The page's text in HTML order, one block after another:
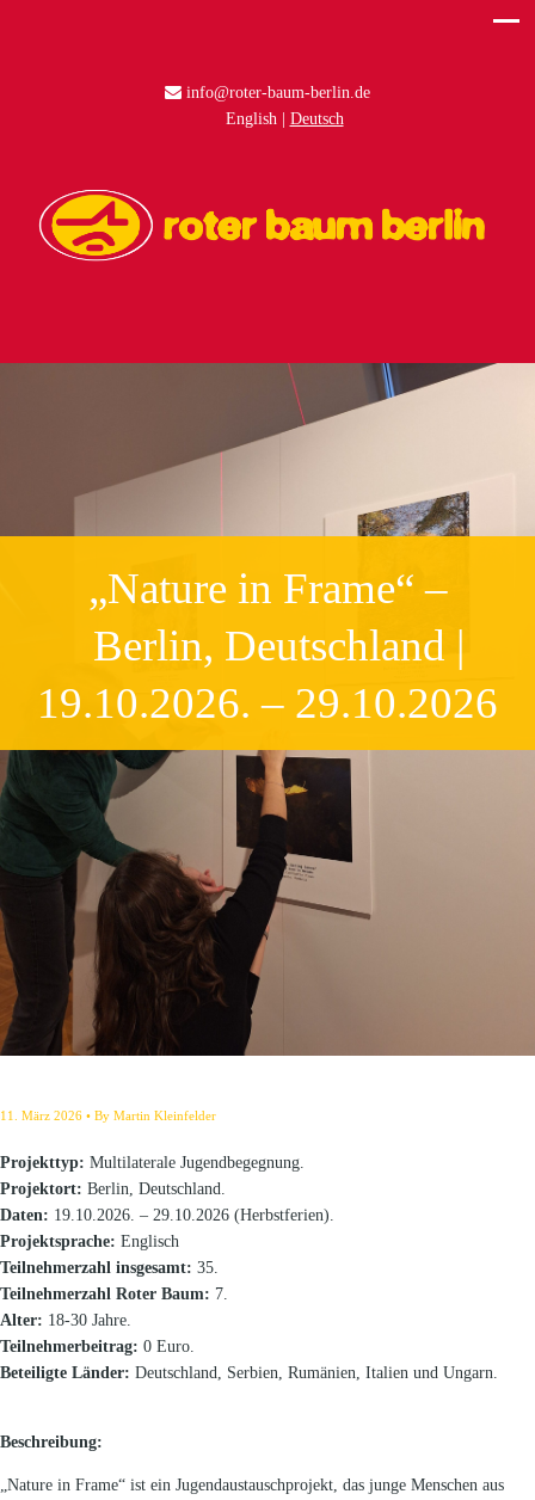
info@roter-baum-berlin.de
English
Deutsch
„Nature in Frame“ –
Berlin, Deutschland |
19.10.2026. – 29.10.2026
11. März 2026 By Martin Kleinfelder
Projekttyp: Multilaterale Jugendbegegnung.
Projektort: Berlin, Deutschland.
Daten: 19.10.2026. – 29.10.2026 (Herbstferien).
Projektsprache: Englisch
Teilnehmerzahl insgesamt: 35.
Teilnehmerzahl Roter Baum: 7.
Alter: 18-30 Jahre.
Teilnehmerbeitrag: 0 Euro.
Beteiligte Länder: Deutschland, Serbien, Rumänien, Italien und Ungarn.
Beschreibung:
„Nature in Frame“ ist ein Jugendaustauschprojekt, das junge Menschen aus